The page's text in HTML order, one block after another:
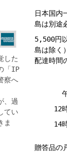
した
「IP
察へ
、過
てい
ま
日本国内
島は別途
5,500円
島は除く）
配達時間
12
14
贈答品の